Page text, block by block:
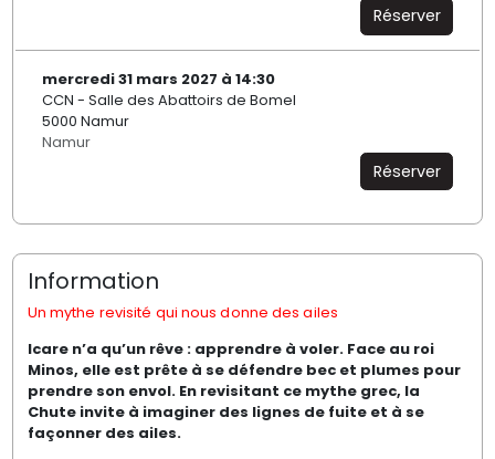
Réserver
mercredi 31 mars 2027 à 14:30
CCN - Salle des Abattoirs de Bomel
5000 Namur
Namur
Réserver
Information
Un mythe revisité qui nous donne des ailes
Icare n’a qu’un rêve : apprendre à voler. Face au roi
Minos, elle est prête à se défendre bec et plumes pour
prendre son envol. En revisitant ce mythe grec, la
Chute invite à imaginer des lignes de fuite et à se
façonner des ailes.